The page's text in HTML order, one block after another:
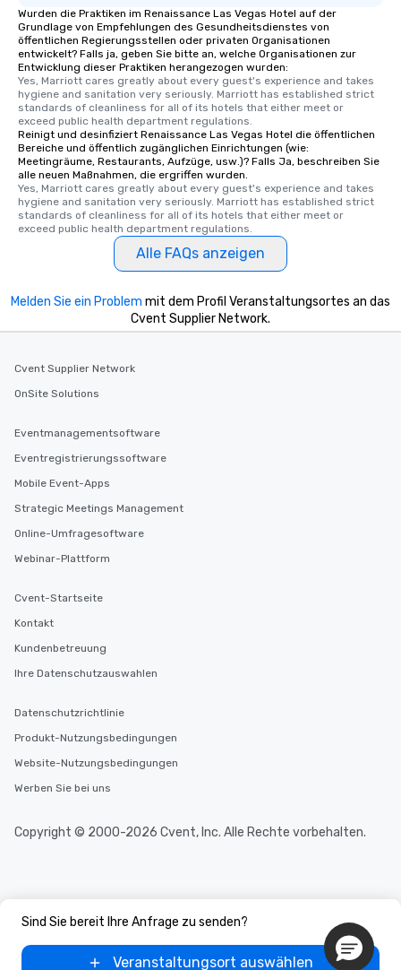
Wurden die Praktiken im Renaissance Las Vegas Hotel auf der
Grundlage von Empfehlungen des Gesundheitsdienstes von
öffentlichen Regierungsstellen oder privaten Organisationen
entwickelt? Falls ja, geben Sie bitte an, welche Organisationen zur
Entwicklung dieser Praktiken herangezogen wurden:
Yes, Marriott cares greatly about every guest's experience and takes
hygiene and sanitation very seriously. Marriott has established strict
standards of cleanliness for all of its hotels that either meet or
exceed public health department regulations.
Reinigt und desinfiziert Renaissance Las Vegas Hotel die öffentlichen
Bereiche und öffentlich zugänglichen Einrichtungen (wie:
Meetingräume, Restaurants, Aufzüge, usw.)? Falls Ja, beschreiben Sie
alle neuen Maßnahmen, die ergriffen wurden.
Yes, Marriott cares greatly about every guest's experience and takes
hygiene and sanitation very seriously. Marriott has established strict
standards of cleanliness for all of its hotels that either meet or
exceed public health department regulations.
Alle FAQs anzeigen
Sind Sie bereit Ihre Anfrage zu senden?
Veranstaltungsort auswählen
Melden Sie ein Problem mit dem Profil Veranstaltungsortes an das
Cvent Supplier Network.
Cvent Supplier Network
OnSite Solutions
Eventmanagementsoftware
Eventregistrierungssoftware
Mobile Event-Apps
Strategic Meetings Management
Online-Umfragesoftware
Webinar-Plattform
Cvent-Startseite
Kontakt
Kundenbetreuung
Ihre Datenschutzauswahlen
Datenschutzrichtlinie
Produkt-Nutzungsbedingungen
Website-Nutzungsbedingungen
Werben Sie bei uns
Copyright © 2000-2026 Cvent, Inc. Alle Rechte vorbehalten.